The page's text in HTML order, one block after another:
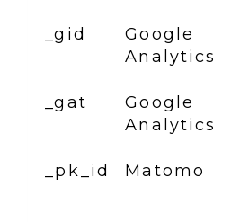
_gid
Google
Analytics
_gat
Google
Analytics
_pk_id Matomo